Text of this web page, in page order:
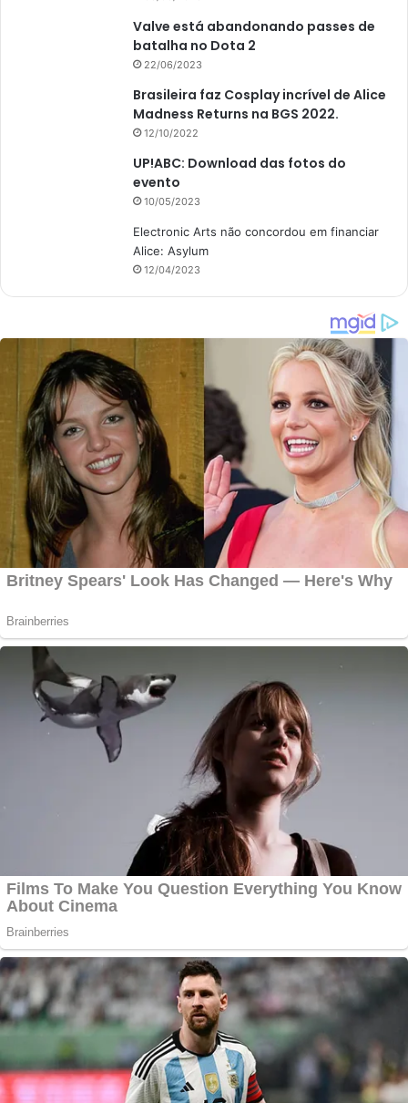
Valve está abandonando passes de
batalha no Dota 2
22/06/2023
Brasileira faz Cosplay incrível de Alice
Madness Returns na BGS 2022.
12/10/2022
UP!ABC: Download das fotos do
evento
10/05/2023
Electronic Arts não concordou em financiar
Alice: Asylum
12/04/2023